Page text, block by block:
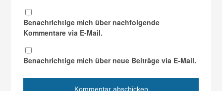
Benachrichtige mich über nachfolgende
Kommentare via E-Mail.
Benachrichtige mich über neue Beiträge via E-Mail.